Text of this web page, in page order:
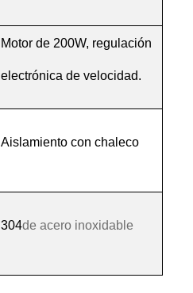
Motor de 200W, regulación
electrónica de velocidad.
Aislamiento con chaleco
304de acero inoxidable